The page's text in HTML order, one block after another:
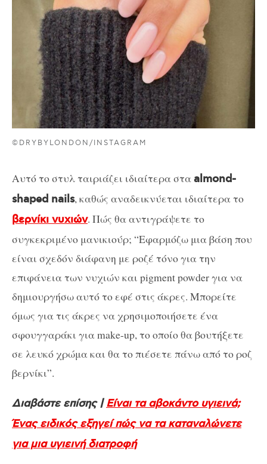
©DRYBYLONDON/INSTAGRAM
Αυτό το στυλ ταιριάζει ιδιαίτερα σταalmond-
shaped nails, καθώς αναδεικνύεται ιδιαίτερα το
βερνίκι νυχιών. Πώς θα αντιγράψετε το
συγκεκριμένο μανικιούρ; “Εφαρμόζω μια βάση που
είναι σχεδόν διάφανη με ροζέ τόνο για την
επιφάνεια των νυχιών και pigment powder για να
δημιουργήσω αυτό το εφέ στις άκρες. Μπορείτε
όμως για τις άκρες να χρησιμοποιήσετε ένα
σφουγγαράκι για make-up, το οποίο θα βουτήξετε
σε λευκό χρώμα και θα το πιέσετε πάνω από το ροζ
βερνίκι”.
Διαβάστε επίσης |Είναι τα αβοκάντο υγιεινά;
Ένας ειδικός εξηγεί πώς να τα καταναλώνετε
για μια υγιεινή διατροφή